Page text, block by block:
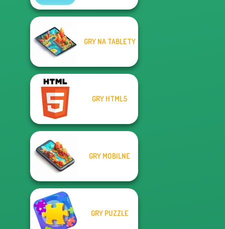
GRY NA TABLETY
GRY HTML5
GRY MOBILNE
GRY PUZZLE